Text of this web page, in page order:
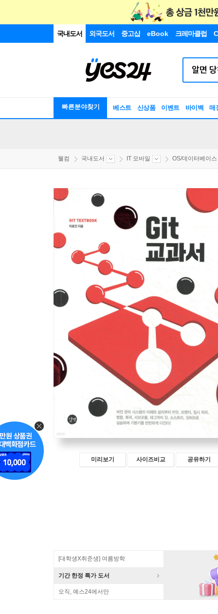
국내도서 외국도서 중고샵 eBook 크레마클럽
빠른분야찾기 베스트 신상품 이벤트 바이백 매
웰컴 국내도서 IT 모바일 OS/데이터베이스
미리보기 사이즈비교 공유하기
[대학생X취준생] 여름방학
기간 한정 특가 도서
오직, 예스24에서만